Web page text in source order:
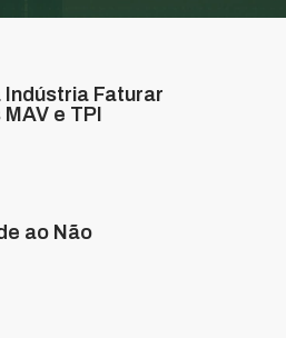
Indústria Faturar
e TPI
ao Não